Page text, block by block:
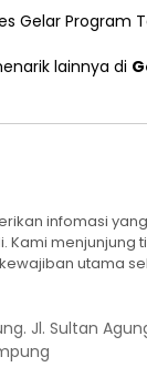
Gelar Program
lainnya di
infomasi
Kami menjunjung
utama
Jl. Sultan